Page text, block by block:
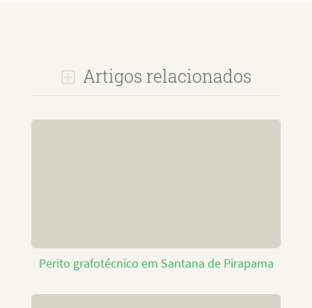
Artigos relacionados
Perito grafotécnico em Santana de Pirapama